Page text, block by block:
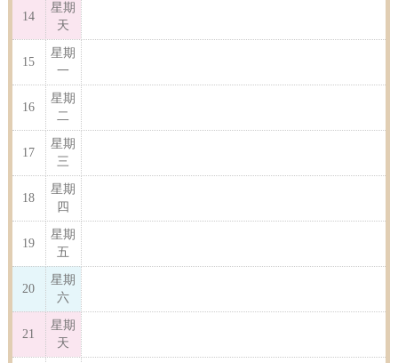
14
星期
天
15
星期
一
16
星期
二
17
星期
三
18
星期
四
19
星期
五
20
星期
六
21
星期
天